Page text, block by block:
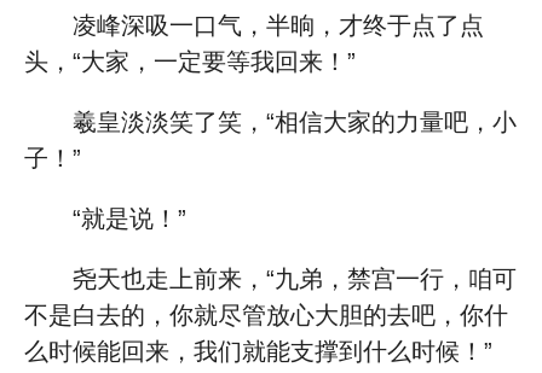
凌峰深吸一口气，半晌，才终于点了点
头，“大家，一定要等我回来！”
羲皇淡淡笑了笑，“相信大家的力量吧，小
子！”
“就是说！”
尧天也走上前来，“九弟，禁宫一行，咱可
不是白去的，你就尽管放心大胆的去吧，你什
么时候能回来，我们就能支撑到什么时候！”